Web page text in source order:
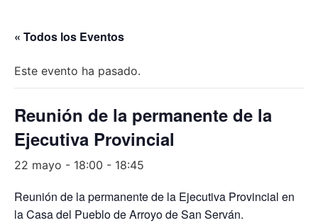
« Todos los Eventos
Este evento ha pasado.
Reunión de la permanente de la
Ejecutiva Provincial
22 mayo - 18:00 - 18:45
Reunión de la permanente de la Ejecutiva Provincial en
la Casa del Pueblo de Arroyo de San Serván.